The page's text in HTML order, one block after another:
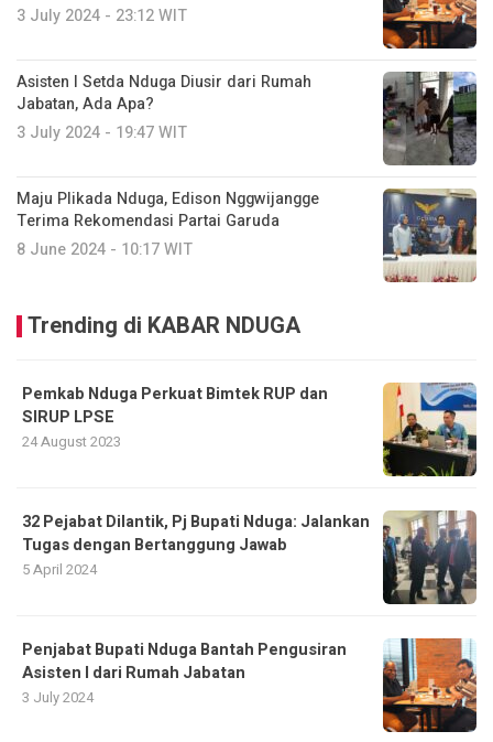
3 July 2024 - 23:12 WIT
Asisten I Setda Nduga Diusir dari Rumah
Jabatan, Ada Apa?
3 July 2024 - 19:47 WIT
Maju Plikada Nduga, Edison Nggwijangge
Terima Rekomendasi Partai Garuda
8 June 2024 - 10:17 WIT
Trending di KABAR NDUGA
Pemkab Nduga Perkuat Bimtek RUP dan
SIRUP LPSE
24 August 2023
32 Pejabat Dilantik, Pj Bupati Nduga: Jalankan
Tugas dengan Bertanggung Jawab
5 April 2024
Penjabat Bupati Nduga Bantah Pengusiran
Asisten I dari Rumah Jabatan
3 July 2024